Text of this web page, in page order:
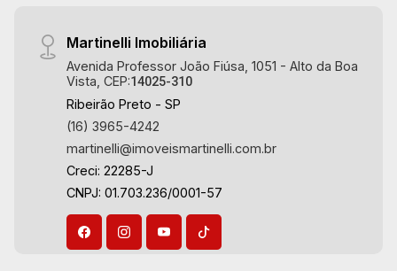
Martinelli Imobiliária
Avenida Professor João Fiúsa, 1051 - Alto da Boa
Vista, CEP:14025-310
Ribeirão Preto - SP
(16) 3965-4242
martinelli@imoveismartinelli.com.br
Creci: 22285-J
CNPJ: 01.703.236/0001-57